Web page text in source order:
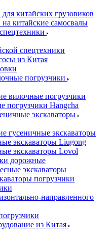
для китайских грузовиков
на китайские самосвалы
спецтехники
из Китая
погрузчики
вилочные погрузчики
погрузчики Hangcha
экскаваторы
гусеничные экскаваторы
экскаваторы Liugong
экскаваторы Lovol
дорожные
экскаваторы
погрузчики
направленного
из Китая